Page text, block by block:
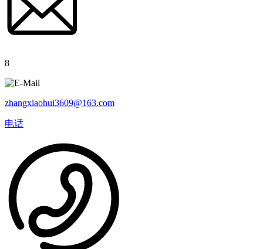
8
zhangxiaohui3609@163.com
电话